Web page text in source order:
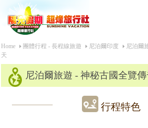
Home 團體行程 - 長程線旅遊 尼泊爾印度
尼泊爾
天
尼泊爾旅遊 - 神秘古國全覽
行程特色